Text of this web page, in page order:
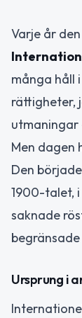
Varje år den
många håll
rättigheter,
utmaningar
Men dagen
Den
1900-talet,
saknade
Ursprung i